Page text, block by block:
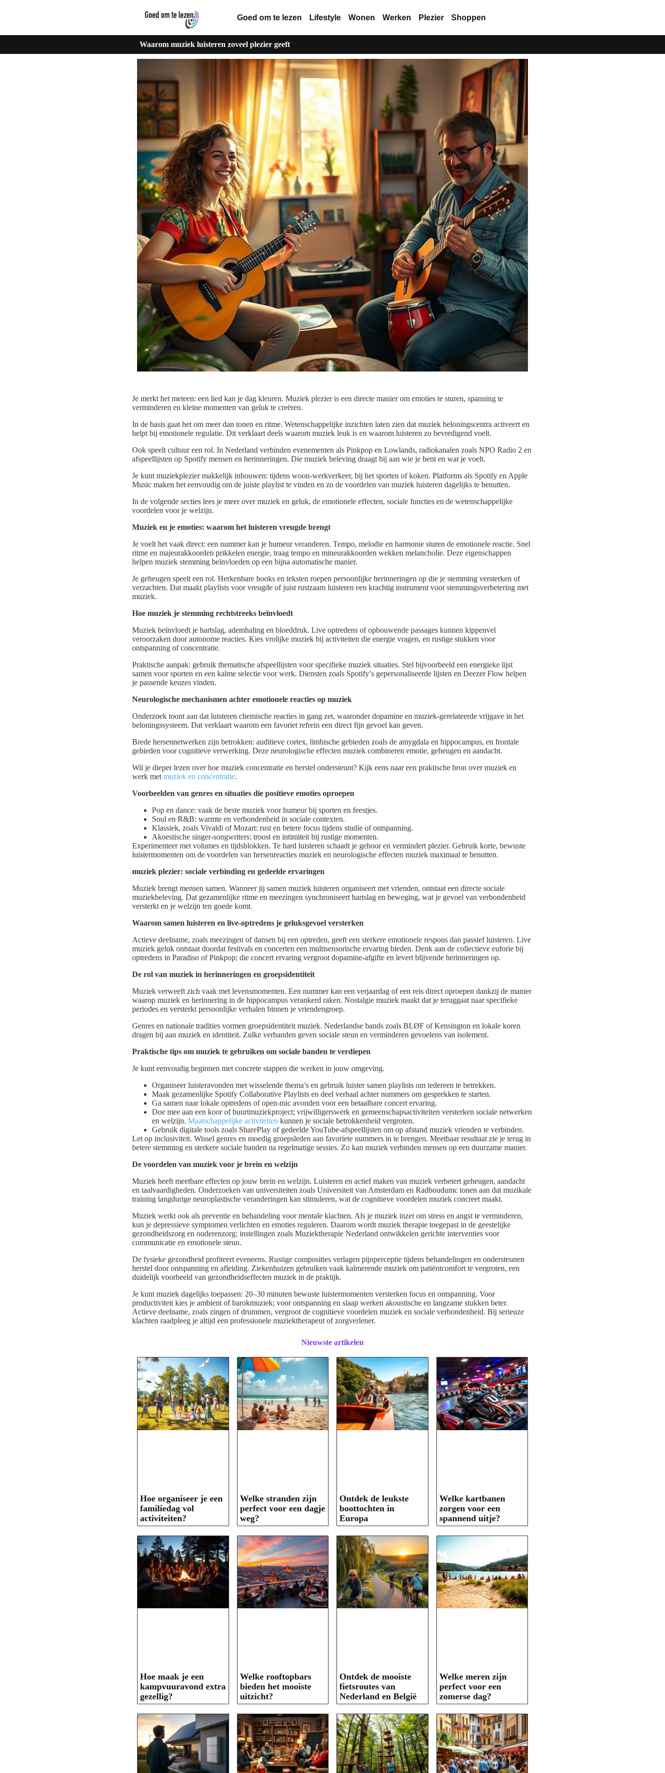
Goed om te lezen Lifestyle Wonen Werken Plezier Shoppen
Waarom muziek luisteren zoveel plezier geeft
Je merkt het meteen: een lied kan je dag kleuren. Muziek plezier is een directe manier om emoties te sturen, spanning te
verminderen en kleine momenten van geluk te creëren.
In de basis gaat het om meer dan tonen en ritme. Wetenschappelijke inzichten laten zien dat muziek beloningscentra activeert en
helpt bij emotionele regulatie. Dit verklaart deels waarom muziek leuk is en waarom luisteren zo bevredigend voelt.
Ook speelt cultuur een rol. In Nederland verbinden evenementen als Pinkpop en Lowlands, radiokanalen zoals NPO Radio 2 en
afspeellijsten op Spotify mensen en herinneringen. Die muziek beleving draagt bij aan wie je bent en wat je voelt.
Je kunt muziekplezier makkelijk inbouwen: tijdens woon-werkverkeer, bij het sporten of koken. Platforms als Spotify en Apple
Music maken het eenvoudig om de juiste playlist te vinden en zo de voordelen van muziek luisteren dagelijks te benutten.
In de volgende secties lees je meer over muziek en geluk, de emotionele effecten, sociale functies en de wetenschappelijke
voordelen voor je welzijn.
Muziek en je emoties: waarom het luisteren vreugde brengt
Je voelt het vaak direct: een nummer kan je humeur veranderen. Tempo, melodie en harmonie sturen de emotionele reactie. Snel
ritme en majeurakkoorden prikkelen energie, traag tempo en mineurakkoorden wekken melancholie. Deze eigenschappen
helpen muziek stemming beïnvloeden op een bijna automatische manier.
Je geheugen speelt een rol. Herkenbare hooks en teksten roepen persoonlijke herinneringen op die je stemming versterken of
verzachten. Dat maakt playlists voor vreugde of juist rustzaam luisteren een krachtig instrument voor stemmingsverbetering met
muziek.
Hoe muziek je stemming rechtstreeks beïnvloedt
Muziek beïnvloedt je hartslag, ademhaling en bloeddruk. Live optredens of opbouwende passages kunnen kippenvel
veroorzaken door autonome reacties. Kies vrolijke muziek bij activiteiten die energie vragen, en rustige stukken voor
ontspanning of concentratie.
Praktische aanpak: gebruik thematische afspeellijsten voor specifieke muziek situaties. Stel bijvoorbeeld een energieke lijst
samen voor sporten en een kalme selectie voor werk. Diensten zoals Spotify’s gepersonaliseerde lijsten en Deezer Flow helpen
je passende keuzes vinden.
Neurologische mechanismen achter emotionele reacties op muziek
Onderzoek toont aan dat luisteren chemische reacties in gang zet, waaronder dopamine en muziek-gerelateerde vrijgave in het
beloningssysteem. Dat verklaart waarom een favoriet refrein een direct fijn gevoel kan geven.
Brede hersennetwerken zijn betrokken: auditieve cortex, limbische gebieden zoals de amygdala en hippocampus, en frontale
gebieden voor cognitieve verwerking. Deze neurologische effecten muziek combineren emotie, geheugen en aandacht.
Wil je dieper lezen over hoe muziek concentratie en herstel ondersteunt? Kijk eens naar een praktische bron over muziek en
werk met muziek en concentratie.
Voorbeelden van genres en situaties die positieve emoties oproepen
Pop en dance: vaak de beste muziek voor humeur bij sporten en feestjes.
Soul en R&B: warmte en verbondenheid in sociale contexten.
Klassiek, zoals Vivaldi of Mozart: rust en betere focus tijdens studie of ontspanning.
Akoestische singer-songwriters: troost en intimiteit bij rustige momenten.
Experimenteer met volumes en tijdsblokken. Te hard luisteren schaadt je gehoor en vermindert plezier. Gebruik korte, bewuste
luistermomenten om de voordelen van hersenreacties muziek en neurologische effecten muziek maximaal te benutten.
muziek plezier: sociale verbinding en gedeelde ervaringen
Muziek brengt mensen samen. Wanneer jij samen muziek luisteren organiseert met vrienden, ontstaat een directe sociale
muziekbeleving. Dat gezamenlijke ritme en meezingen synchroniseert hartslag en beweging, wat je gevoel van verbondenheid
versterkt en je welzijn ten goede komt.
Waarom samen luisteren en live-optredens je geluksgevoel versterken
Actieve deelname, zoals meezingen of dansen bij een optreden, geeft een sterkere emotionele respons dan passief luisteren. Live
muziek geluk ontstaat doordat festivals en concerten een multisensorische ervaring bieden. Denk aan de collectieve euforie bij
optredens in Paradiso of Pinkpop; die concert ervaring vergroot dopamine-afgifte en levert blijvende herinneringen op.
De rol van muziek in herinneringen en groepsidentiteit
Muziek verweeft zich vaak met levensmomenten. Een nummer kan een verjaardag of een reis direct oproepen dankzij de manier
waarop muziek en herinnering in de hippocampus verankerd raken. Nostalgie muziek maakt dat je teruggaat naar specifieke
periodes en versterkt persoonlijke verhalen binnen je vriendengroep.
Genres en nationale tradities vormen groepsidentiteit muziek. Nederlandse bands zoals BLØF of Kensington en lokale koren
dragen bij aan muziek en identiteit. Zulke verbanden geven sociale steun en verminderen gevoelens van isolement.
Praktische tips om muziek te gebruiken om sociale banden te verdiepen
Je kunt eenvoudig beginnen met concrete stappen die werken in jouw omgeving.
Organiseer luisteravonden met wisselende thema’s en gebruik luister samen playlists om iedereen te betrekken.
Maak gezamenlijke Spotify Collaborative Playlists en deel verhaal achter nummers om gesprekken te starten.
Ga samen naar lokale optredens of open-mic avonden voor een betaalbare concert ervaring.
Doe mee aan een koor of buurtmuziekproject; vrijwilligerswerk en gemeenschapsactiviteiten versterken sociale netwerken
en welzijn. Maatschappelijke activiteiten kunnen je sociale betrokkenheid vergroten.
Gebruik digitale tools zoals SharePlay of gedeelde YouTube-afspeellijsten om op afstand muziek vrienden te verbinden.
Let op inclusiviteit. Wissel genres en moedig groepsleden aan favoriete nummers in te brengen. Meetbaar resultaat zie je terug in
betere stemming en sterkere sociale banden na regelmatige sessies. Zo kan muziek verbinden mensen op een duurzame manier.
De voordelen van muziek voor je brein en welzijn
Muziek heeft meetbare effecten op jouw brein en welzijn. Luisteren en actief maken van muziek verbetert geheugen, aandacht
en taalvaardigheden. Onderzoeken van universiteiten zoals Universiteit van Amsterdam en Radboudumc tonen aan dat muzikale
training langdurige neuroplastische veranderingen kan stimuleren, wat de cognitieve voordelen muziek concreet maakt.
Muziek werkt ook als preventie en behandeling voor mentale klachten. Als je muziek inzet om stress en angst te verminderen,
kun je depressieve symptomen verlichten en emoties reguleren. Daarom wordt muziek therapie toegepast in de geestelijke
gezondheidszorg en ouderenzorg; instellingen zoals Muziektherapie Nederland ontwikkelen gerichte interventies voor
communicatie en emotionele steun.
De fysieke gezondheid profiteert eveneens. Rustige composities verlagen pijnperceptie tijdens behandelingen en ondersteunen
herstel door ontspanning en afleiding. Ziekenhuizen gebruiken vaak kalmerende muziek om patiëntcomfort te vergroten, een
duidelijk voorbeeld van gezondheidseffecten muziek in de praktijk.
Je kunt muziek dagelijks toepassen: 20–30 minuten bewuste luistermomenten versterken focus en ontspanning. Voor
productiviteit kies je ambient of barokmuziek; voor ontspanning en slaap werken akoustische en langzame stukken beter.
Actieve deelname, zoals zingen of drummen, vergroot de cognitieve voordelen muziek en sociale verbondenheid. Bij serieuze
klachten raadpleeg je altijd een professionele muziektherapeut of zorgverlener.
Nieuwste artikelen
Hoe organiseer je een
familiedag vol
activiteiten?
Welke stranden zijn
perfect voor een dagje
weg?
Ontdek de leukste
boottochten in
Europa
Welke kartbanen
zorgen voor een
spannend uitje?
Hoe maak je een
kampvuuravond extra
gezellig?
Welke rooftopbars
bieden het mooiste
uitzicht?
Ontdek de mooiste
fietsroutes van
Nederland en België
Welke meren zijn
perfect voor een
zomerse dag?